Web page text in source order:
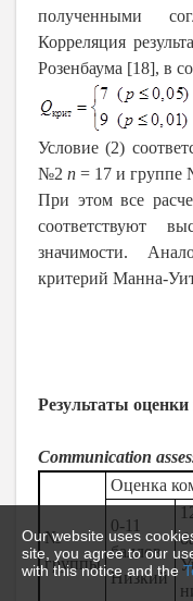
Our website uses
site, you agree to our
with this notice and the
полученными
Корреляция
Розенбаума [18], в
Условие (2)
№2 n = 17 и группе
При этом все
соответствуют
значимости.
критерий Манна-
Результаты
Communication
№
группы
Оценка
0-11
баллов
Низкий